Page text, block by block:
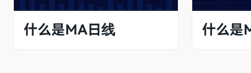
什么是MA日线 什么是